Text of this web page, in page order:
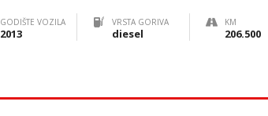
GODIŠTE VOZILA
2013
VRSTA GORIVA
diesel
KM
206.500